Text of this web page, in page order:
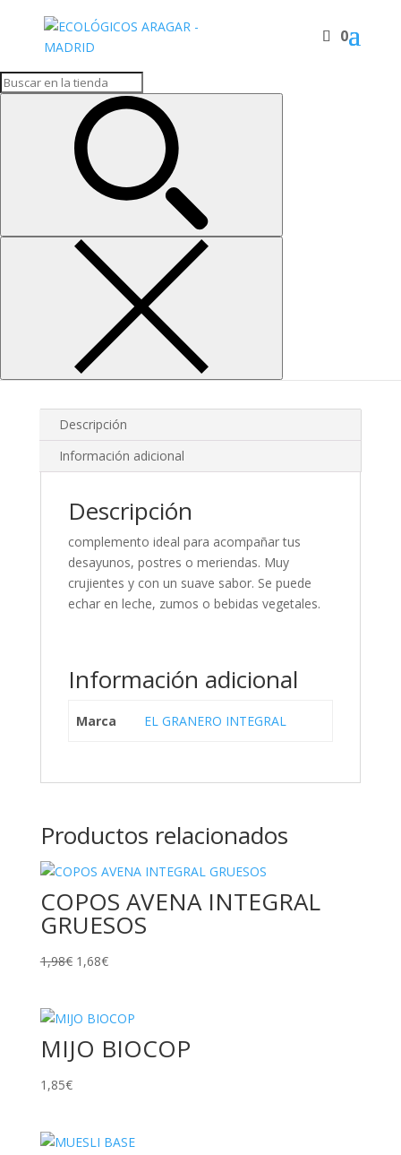
0
BOLITAS DE MAÍZ CON
MIEL 400gr
2,94€
Bolitas de maiz con miel de cultivo ecologico
BOLITAS
cantidad
Añadir al carrito
117 Cereales
Descripción
Información adicional
Descripción
complemento ideal para acompañar tus
desayunos, postres o meriendas. Muy
crujientes y con un suave sabor. Se puede
echar en leche, zumos o bebidas vegetales.
Información adicional
Marca EL GRANERO INTEGRAL
Productos relacionados
¡Oferta!
COPOS AVENA INTEGRAL
GRUESOS
1,98€ El
era:
1,98€.
1,68€El
es:
1,68€.
MIJO BIOCOP
1,85€